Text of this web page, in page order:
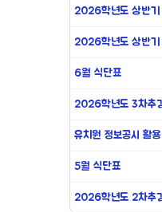
2026학년도 상반기
2026학년도 상반기
6월 식단표
2026학년도 3차추
유치원 정보공시 활
5월 식단표
2026학년도 2차추